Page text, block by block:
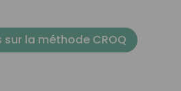
sur la méthode CROQ